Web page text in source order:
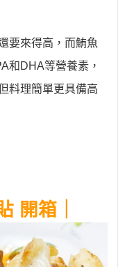
要來得高，而鮪魚
和DHA等營養素，
料理簡單更具備高
開箱｜